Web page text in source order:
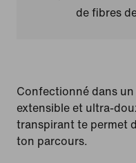
de fibres
Confectionné dans
extensible et ultra-
transpirant te permet
ton parcours.